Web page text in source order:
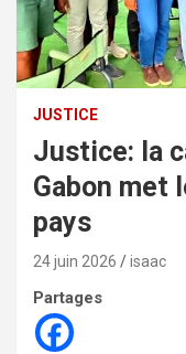
JUSTICE
Justice: la
Gabon met
pays
24 juin 2026 isaac
Partages